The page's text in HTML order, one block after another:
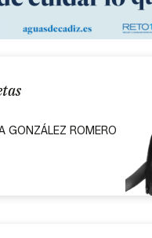
GONZÁLEZ ROMERO